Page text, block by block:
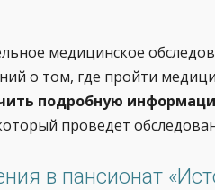
медицинское
о том, где пройти
подробную
проведет
в пансионат